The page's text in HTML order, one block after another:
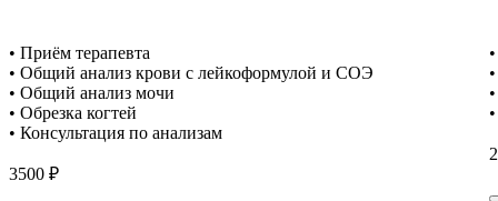
• Приём терапевта
• Общий анализ крови с лейкоформулой и СОЭ
• Общий анализ мочи
• Обрезка когтей
• Консультация по анализам
3500 ₽